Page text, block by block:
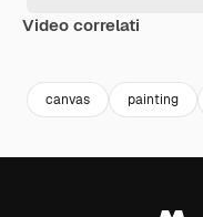
Video correlati
canvas painting